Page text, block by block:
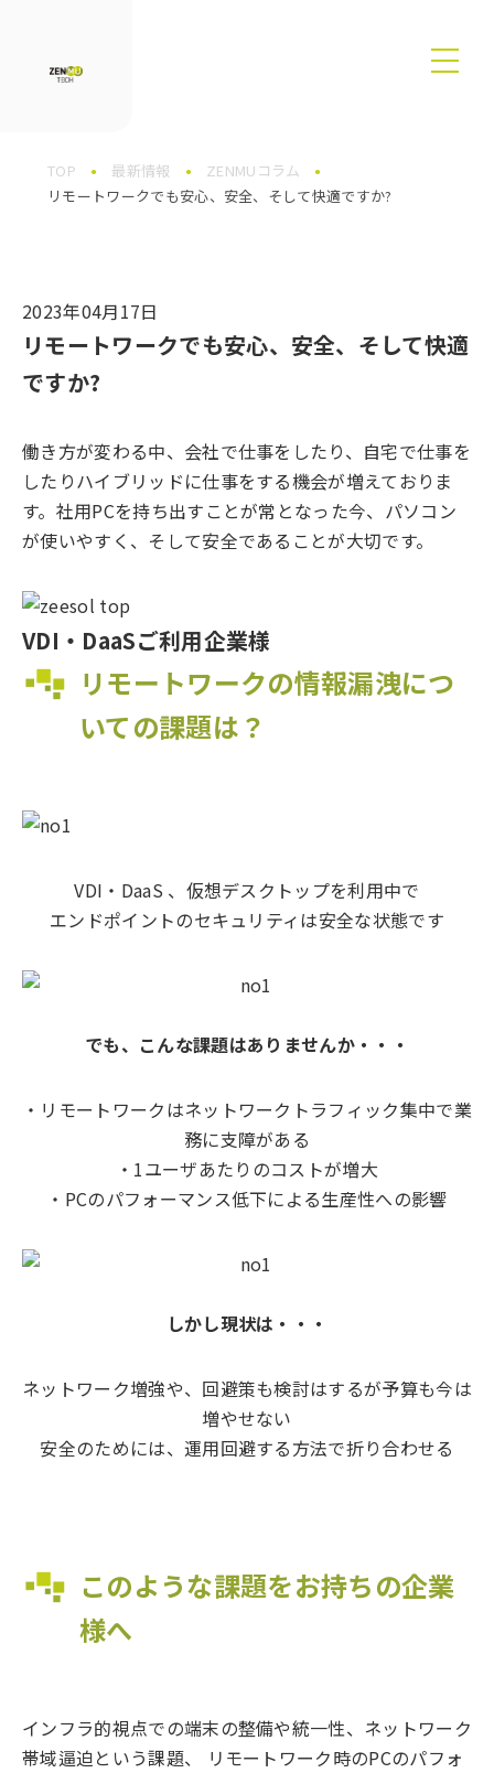
TOP 最新情報
ZENMUコラム
リモートワークでも安心、安全、そして快適ですか?
2023年04月17日
リモートワークでも安心、安全、そして快適
ですか?
働き方が変わる中、会社で仕事をしたり、自宅で仕事を
したりハイブリッドに仕事をする機会が増えておりま
す。社用PCを持ち出すことが常となった今、パソコン
が使いやすく、そして安全であることが大切です。
VDI・DaaSご利用企業様
リモートワークの情報漏洩につ
いての課題は？
VDI・DaaS 、仮想デスクトップを利用中で
エンドポイントのセキュリティは安全な状態です
でも、こんな課題はありませんか・・・
・リモートワークはネットワークトラフィック集中で業
務に支障がある
・1ユーザあたりのコストが増大
・PCのパフォーマンス低下による生産性への影響
しかし現状は・・・
ネットワーク増強や、回避策も検討はするが予算も今は
増やせない
安全のためには、運用回避する方法で折り合わせる
このような課題をお持ちの企業
様へ
インフラ的視点での端末の整備や統一性、ネットワーク
帯域逼迫という課題、 リモートワーク時のPCのパフォ